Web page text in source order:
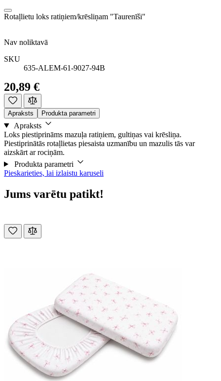
Rotaļlietu loks ratiņiem/krēsliņam "Taurenīši"
Nav noliktavā
SKU
635-ALEM-61-9027-94B
20,89 €
Apraksts Produkta parametri
Apraksts
Loks piestiprināms mazuļa ratiņiem, gultiņas vai krēsliņa.
Piestiprinātās rotaļlietas piesaista uzmanību un mazulis tās var
aizskārt ar rociņām.
Produkta parametri
Pieskarieties, lai izlaistu karuseli
Jums varētu patikt!